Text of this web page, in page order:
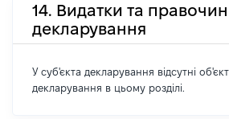
14. Видатки та
декларування
У суб'єкта декларування відсутні
декларування в цьому розділі.